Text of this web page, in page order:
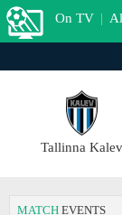
On TV |
Tallinna Kalev
MATCH EVENTS